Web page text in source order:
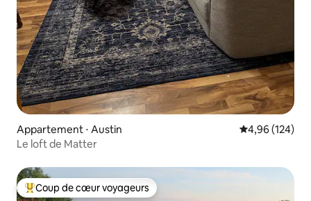
Appartement ⋅ Austin Évaluation
4,96 (124)
Le loft de Matter
Coups de cœur voyageurs les plus appréciés
Coup de cœur voyageurs